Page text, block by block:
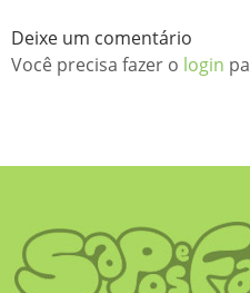
Deixe um comentário
Você precisa fazer o login